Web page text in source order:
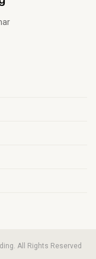
All Rights Reserved